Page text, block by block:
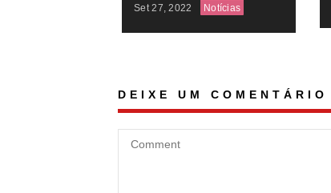
Set 27, 2022
Notícias
DEIXE UM COMENTÁRIO